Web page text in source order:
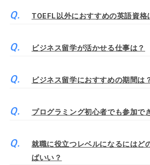
TOEFL以外におすすめの英語資格
ビジネス留学が活かせる仕事は？
ビジネス留学におすすめの期間は
プログラミング初心者でも参加で
就職に役立つレベルになるにはど
ばいい？